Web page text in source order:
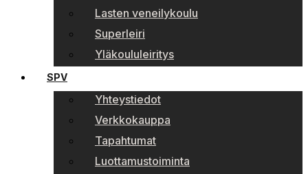
Lasten veneilykoulu
Superleiri
Yläkoululeiritys
SPV
Yhteystiedot
Verkkokauppa
Tapahtumat
Luottamustoiminta